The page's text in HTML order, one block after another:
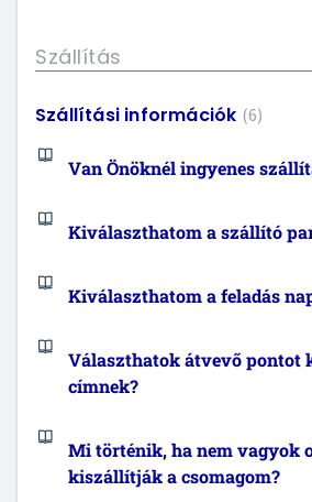
Szállítás
Szállítási információk 6
Van Önöknél ingyenes
Kiválaszthatom a szállító
Kiválaszthatom a feladás
Választhatok átvevő pontot
címnek?
Mi történik, ha nem vagyok
kiszállítják a csomagom?